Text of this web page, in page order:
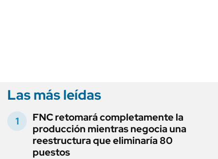
Las más leídas
FNC retomará completamente la
producción mientras negocia una
reestructura que eliminaría 80
puestos